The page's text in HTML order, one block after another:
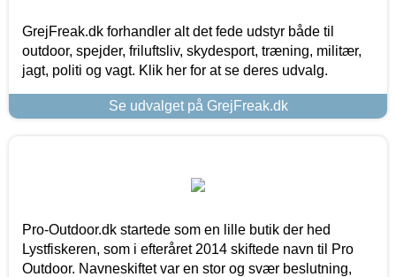
GrejFreak.dk forhandler alt det fede udstyr både til
outdoor, spejder, friluftsliv, skydesport, træning, militær,
jagt, politi og vagt. Klik her for at se deres udvalg.
Se udvalget på GrejFreak.dk
Pro-Outdoor.dk startede som en lille butik der hed
Lystfiskeren, som i efteråret 2014 skiftede navn til Pro
Outdoor. Navneskiftet var en stor og svær beslutning,